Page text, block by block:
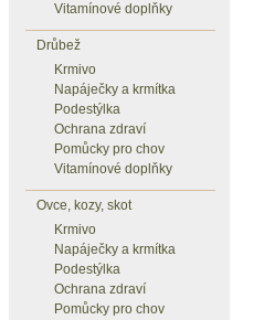
Vitamínové doplňky
Drůbež
Krmivo
Napáječky a krmítka
Podestýlka
Ochrana zdraví
Pomůcky pro chov
Vitamínové doplňky
Ovce, kozy, skot
Krmivo
Napáječky a krmítka
Podestýlka
Ochrana zdraví
Pomůcky pro chov